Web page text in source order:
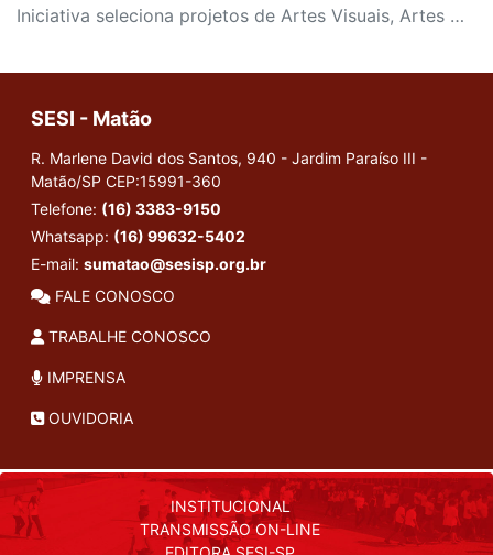
Iniciativa seleciona projetos de Artes Visuais, Artes Cênicas, Música e Difusão Literária para ocupação dos espaços culturais da instituição em diferentes regiões de São Paulo
SESI - Matão
R. Marlene David dos Santos, 940 - Jardim Paraíso III -
Matão/SP CEP:15991-360
Telefone: (16) 3383-9150
Whatsapp: (16) 99632-5402
E-mail: sumatao@sesisp.org.br
FALE CONOSCO
TRABALHE CONOSCO
IMPRENSA
OUVIDORIA
INSTITUCIONAL
TRANSMISSÃO ON-LINE